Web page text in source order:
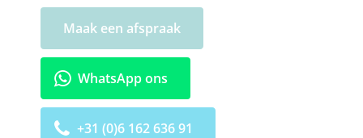
Maak een afspraak
WhatsApp ons
+31 (0)6 162 636 91